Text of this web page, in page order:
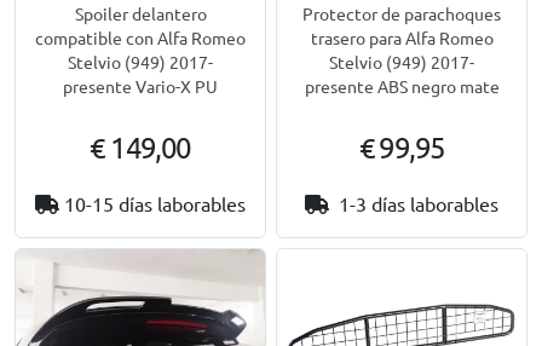
Spoiler delantero
compatible con Alfa Romeo
Stelvio (949) 2017-
presente Vario-X PU
€ 149,00
10-15 días laborables
Protector de parachoques
trasero para Alfa Romeo
Stelvio (949) 2017-
presente ABS negro mate
€ 99,95
1-3 días laborables